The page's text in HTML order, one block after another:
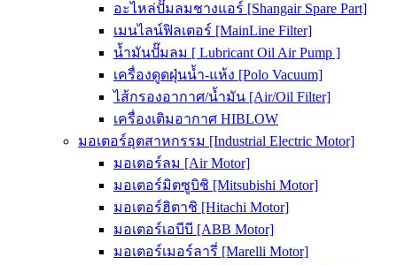
อะไหล่ปั๊มลมชางแอร์ [Shangair Spare Part]
เมนไลน์ฟิลเตอร์ [MainLine Filter]
น้ำมันปั๊มลม [ Lubricant Oil Air Pump ]
เครื่องดูดฝุ่นน้ำ-แห้ง [Polo Vacuum]
ไส้กรองอากาศ/น้ำมัน [Air/Oil Filter]
เครื่องเติมอากาศ HIBLOW
มอเตอร์อุตสาหกรรม [Industrial Electric Motor]
มอเตอร์ลม [Air Motor]
มอเตอร์มิตซูบิชิ [Mitsubishi Motor]
มอเตอร์ฮิตาชิ [Hitachi Motor]
มอเตอร์เอบีบี [ABB Motor]
มอเตอร์เมอร์ลารี่ [Marelli Motor]